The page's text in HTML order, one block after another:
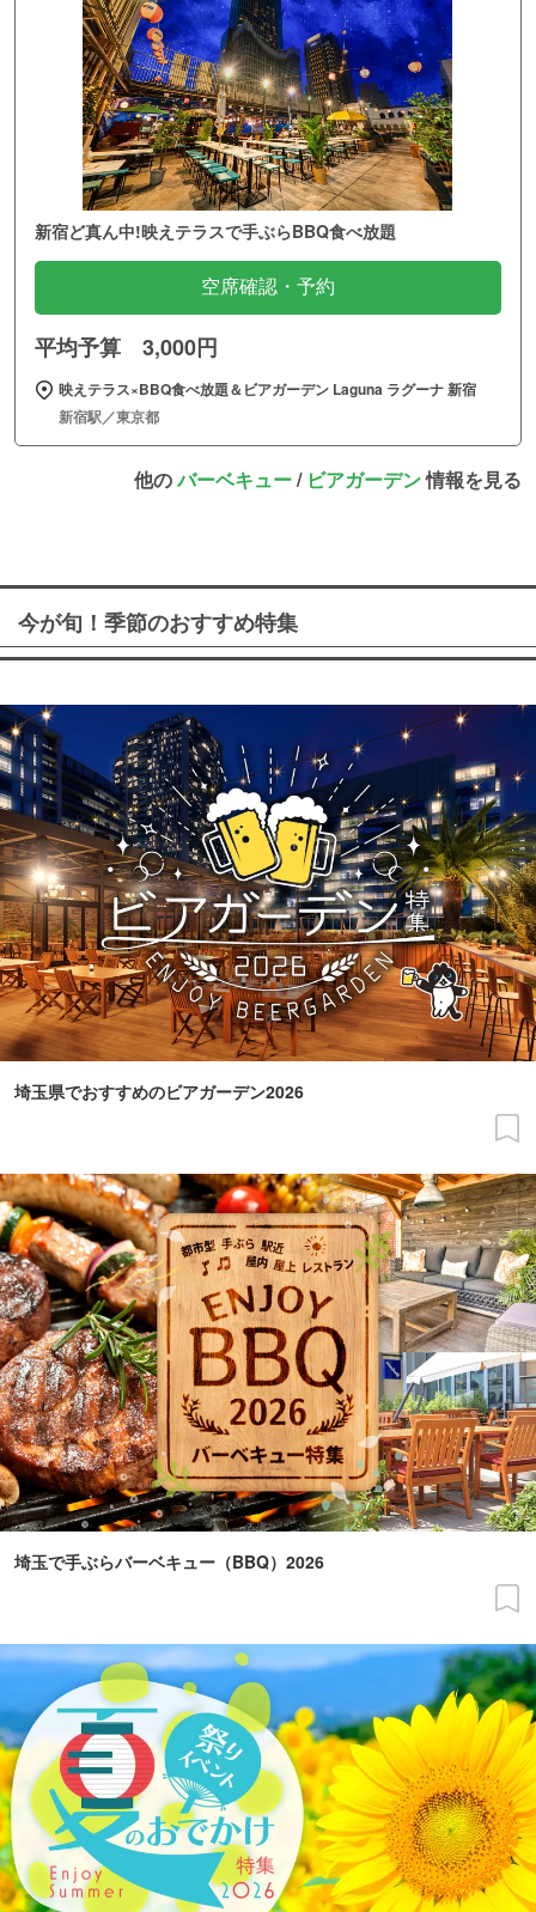
新宿ど真ん中!映えテラスで手ぶらBBQ食べ放題
空席確認・予約
平均予算 3,000円
映えテラス×BBQ食べ放題＆ビアガーデン Laguna ラグーナ 新宿
新宿駅／東京都
他のバーベキュー/ ビアガーデン情報を見る
今が旬！季節のおすすめ特集
埼玉県でおすすめのビアガーデン2026
埼玉で手ぶらバーベキュー（BBQ）2026